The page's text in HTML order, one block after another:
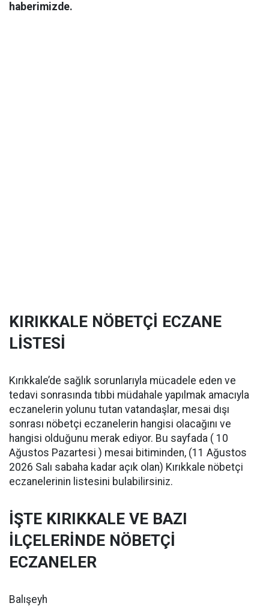
haberimizde.
KIRIKKALE NÖBETÇİ ECZANE
LİSTESİ
Kırıkkale’de sağlık sorunlarıyla mücadele eden ve
tedavi sonrasında tıbbi müdahale yapılmak amacıyla
eczanelerin yolunu tutan vatandaşlar, mesai dışı
sonrası nöbetçi eczanelerin hangisi olacağını ve
hangisi olduğunu merak ediyor. Bu sayfada ( 10
Ağustos Pazartesi ) mesai bitiminden, (11 Ağustos
2026 Salı sabaha kadar açık olan) Kırıkkale nöbetçi
eczanelerinin listesini bulabilirsiniz.
İŞTE KIRIKKALE VE BAZI
İLÇELERİNDE NÖBETÇİ
ECZANELER
Balışeyh